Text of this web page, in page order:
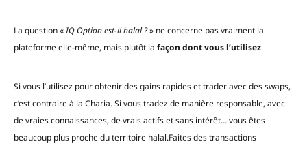
La question «IQ Option est-il halal ?» ne concerne pas vraiment la
plateforme elle-même, mais plutôt la façon dont vous l’utilisez.
Si vous l’utilisez pour obtenir des gains rapides et trader avec des swaps,
c’est contraire à la Charia. Si vous tradez de manière responsable, avec
de vraies connaissances, de vrais actifs et sans intérêt… vous êtes
beaucoup plus proche du territoire halal.Faites des transactions